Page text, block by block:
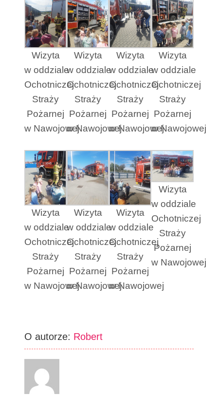
Wizyta
w oddziale
Ochotniczej
Straży
Pożarnej
w Nawojowej
Wizyta
w oddziale
Ochotniczej
Straży
Pożarnej
w Nawojowej
Wizyta
w oddziale
Ochotniczej
Straży
Pożarnej
w Nawojowej
Wizyta
w oddziale
Ochotniczej
Straży
Pożarnej
w Nawojowej
Wizyta
w oddziale
Ochotniczej
Straży
Pożarnej
w Nawojowej
Wizyta
w oddziale
Ochotniczej
Straży
Pożarnej
w Nawojowej
Wizyta
w oddziale
Ochotniczej
Straży
Pożarnej
w Nawojowej
Wizyta
w oddziale
Ochotniczej
Straży
Pożarnej
w Nawojowej
O autorze: Robert